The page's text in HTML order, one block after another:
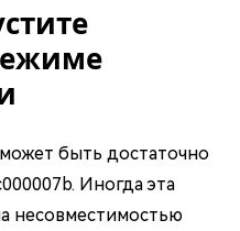
быть достаточно
Иногда эта
несовместимостью